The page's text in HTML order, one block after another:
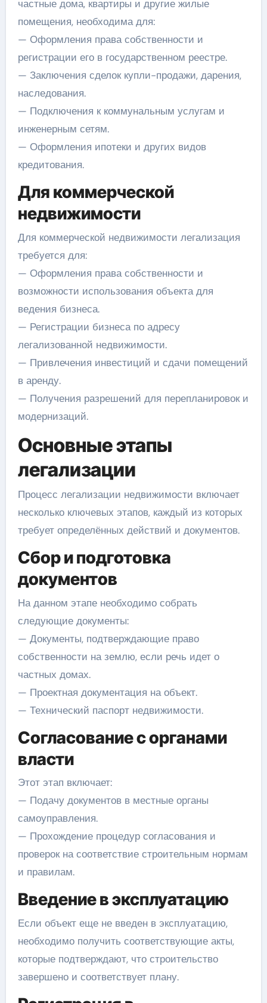
частные дома, квартиры и другие жилые
помещения, необходима для:
— Оформления права собственности и
регистрации его в государственном реестре.
— Заключения сделок купли-продажи, дарения,
наследования.
— Подключения к коммунальным услугам и
инженерным сетям.
— Оформления ипотеки и других видов
кредитования.
Для коммерческой
недвижимости
Для коммерческой недвижимости легализация
требуется для:
— Оформления права собственности и
возможности использования объекта для
ведения бизнеса.
— Регистрации бизнеса по адресу
легализованной недвижимости.
— Привлечения инвестиций и сдачи помещений
в аренду.
— Получения разрешений для перепланировок и
модернизаций.
Основные этапы
легализации
Процесс легализации недвижимости включает
несколько ключевых этапов, каждый из которых
требует определённых действий и документов.
Сбор и подготовка
документов
На данном этапе необходимо собрать
следующие документы:
— Документы, подтверждающие право
собственности на землю, если речь идет о
частных домах.
— Проектная документация на объект.
— Технический паспорт недвижимости.
Согласование с органами
власти
Этот этап включает:
— Подачу документов в местные органы
самоуправления.
— Прохождение процедур согласования и
проверок на соответствие строительным нормам
и правилам.
Введение в эксплуатацию
Если объект еще не введен в эксплуатацию,
необходимо получить соответствующие акты,
которые подтверждают, что строительство
завершено и соответствует плану.